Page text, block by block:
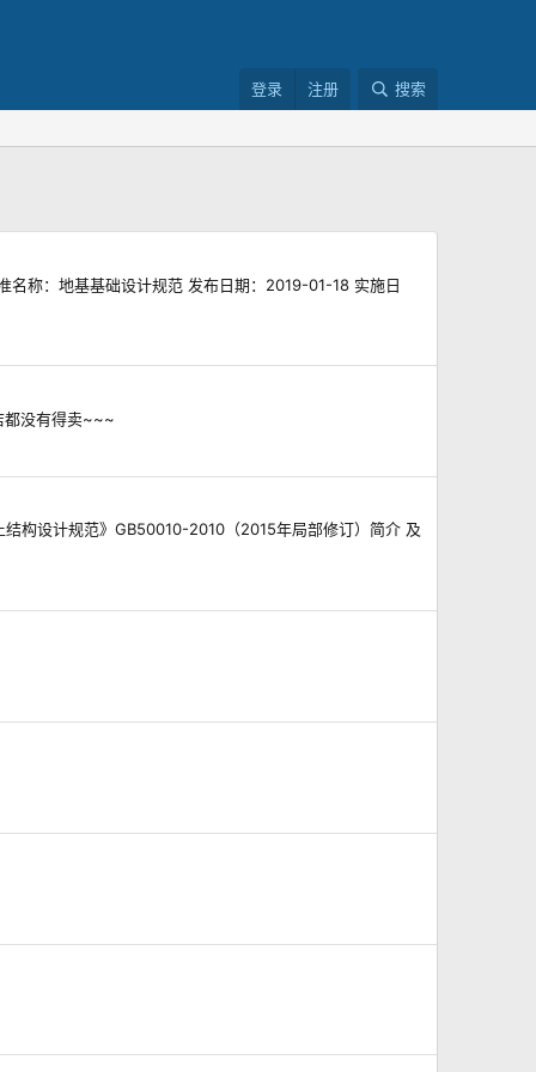
登录 注册 搜索
称：地基基础设计规范 发布日期：2019-01-18 实施日
都没有得卖~~~
构设计规范》GB50010-2010（2015年局部修订）简介 及